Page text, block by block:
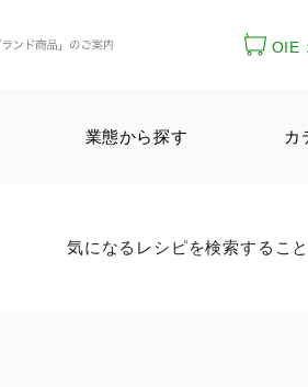
OIE
業態から探す カ
気になるレシピを検索するこ